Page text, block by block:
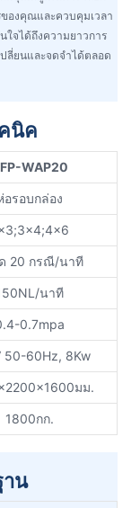
องคุณและควบคุมเวลา
จได้ถึงความยาวการ
ลี่ยนและจดจำได้ตลอด
นิค
WAP20
อรอบกล่อง
20 กรณี/นาที
นาที
0.7mpa
50-60Hz, 8Kw
มม.
1800กก.
าน